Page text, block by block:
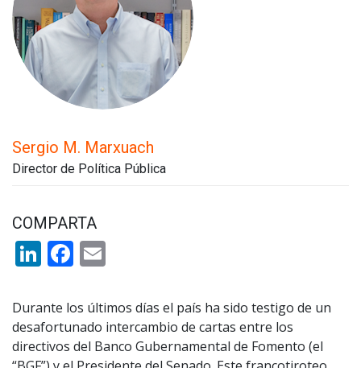
Sergio M. Marxuach
Director de Política Pública
COMPARTA
LinkedIn
Facebook
Durante los últimos días el país ha sido testigo de un
desafortunado intercambio de cartas entre los
directivos del Banco Gubernamental de Fomento (el